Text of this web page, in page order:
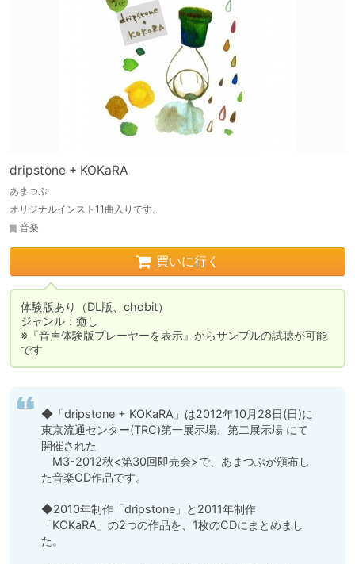
dripstone + KOKaRA
あまつぶ
オリジナルインスト11曲入りです。
音楽
買いに行く
体験版あり（DL版、chobit）
ジャンル：癒し
※『音声体験版プレーヤーを表示』からサンプルの試聴が可能
です
◆「dripstone + KOKaRA」は2012年10月28日(日)に
東京流通センター(TRC)第一展示場、第二展示場 にて
開催された
M3-2012秋<第30回即売会>で、あまつぶが頒布し
た音楽CD作品です。
◆2010年制作「dripstone」と2011年制作
「KOKaRA」の2つの作品を、1枚のCDにまとめまし
た。